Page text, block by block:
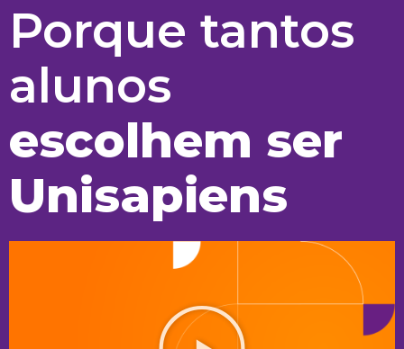
Porque tantos
alunos
escolhem ser
Unisapiens